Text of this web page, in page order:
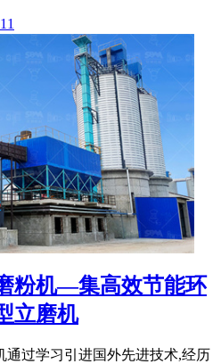
粉机—集高效节能环
立磨机
通过学习引进国外先进技术,经历